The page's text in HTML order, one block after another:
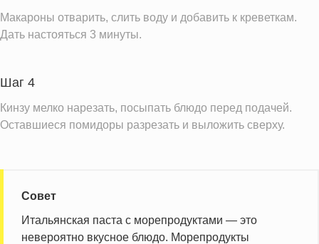
Макароны отварить, слить воду и добавить к креветкам.
Дать настояться 3 минуты.
Шаг 4
Кинзу мелко нарезать, посыпать блюдо перед подачей.
Оставшиеся помидоры разрезать и выложить сверху.
Совет
Итальянская паста с морепродуктами — это
невероятно вкусное блюдо. Морепродукты